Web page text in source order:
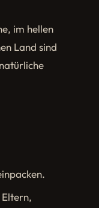
im hellen
Land sind